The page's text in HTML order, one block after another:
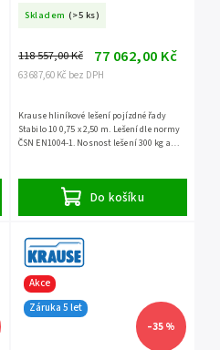
Skladem (>5 ks)
63 687,60 Kč bez DPH
118 557,00 Kč 77 062,00 Kč
Do košíku
Krause hliníkové lešení pojízdné řady
Stabilo 10 0,75 x 2,50 m. Lešení dle normy
ČSN EN1004-1. Nosnost lešení 300 kg a
Akce
Záruka 5 let
–35 %